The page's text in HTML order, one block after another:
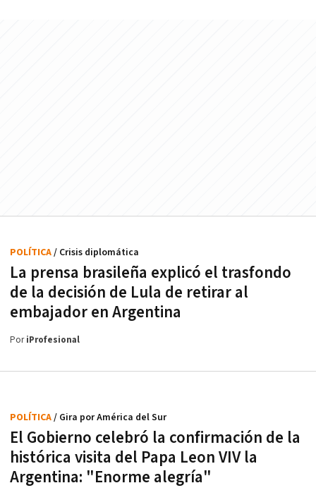
La prensa brasileña explicó el trasfondo
de la decisión de Lula de retirar al
embajador en Argentina
POLÍTICA/ Crisis diplomática
PoriProfesional
El Gobierno celebró la confirmación de la
histórica visita del Papa Leon VIV la
Argentina: "Enorme alegría"
POLÍTICA/ Gira por América del Sur